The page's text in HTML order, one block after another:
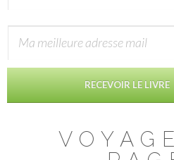
RECEVOIR LE LIVRE